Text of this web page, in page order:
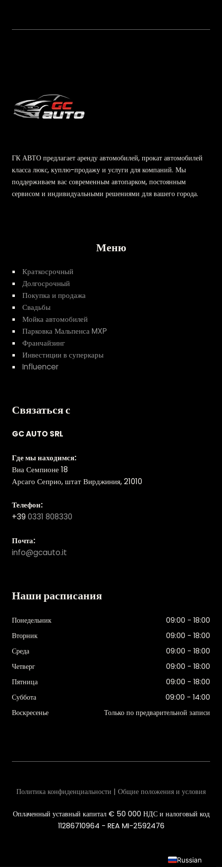
ГК АВТО предлагает аренду автомобилей, прокат автомобилей
класса люкс, куплю-продажу и услуги для компаний. Мы
поддерживаем вас современным автопарком, постоянным
сервисом и индивидуальными решениями для вашего города.
Меню
Краткосрочный
Долгосрочный
Покупка и продажа
Свадьбы
Мойка автомобилей
Парковка Мальпенса MXP
Франчайзинг
Инвестиции в суперкары
Influencer
Связаться с
GC AUTO SRL
Где мы находимся:
Виа Семпионе 18
Арсаго Сеприо, штат Вирджиния, 21010
Телефон:
+39 0331 808330
Почта:
info@gcauto.it
Наши расписания
Понедельник
09:00 - 18:00
Вторник
09:00 - 18:00
Среда
09:00 - 18:00
Четверг
09:00 - 18:00
Пятница
09:00 - 18:00
Суббота
09:00 - 14:00
Воскресенье
Только по предварительной записи
Оплаченный уставный капитал € 50 000 НДС и налоговый код
11286710964 - REA MI-2592476
Политика конфиденциальности | Общие положения и условия
Russian